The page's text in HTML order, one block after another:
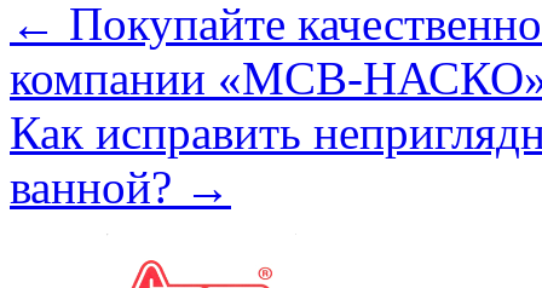
← Покупайте
компании «МСВ-
Как исправить
ванной? →